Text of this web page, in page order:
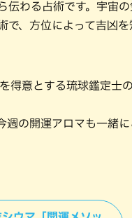
わる占術です。宇宙の
で、方位によって吉凶
得意とする琉球鑑定士
の開運アロマも一緒に